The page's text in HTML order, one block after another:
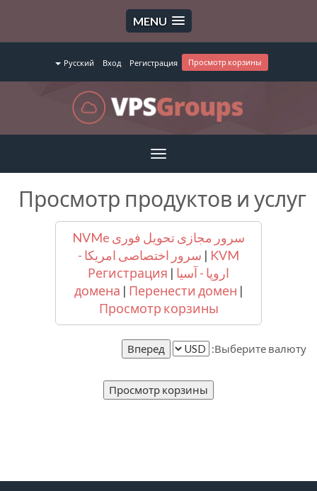
MENU
Русский Вход Регистрация Просмотр корзины
Toggle
navigation
Просмотр продуктов и услуг
سرور مجازی تحویل فوری NVMe
KVM
| سرور اختصاصی امریکا -
اروپا - آسیا |
Регистрация
домена | Перенести домен |
Просмотр корзины
Выберите валюту: